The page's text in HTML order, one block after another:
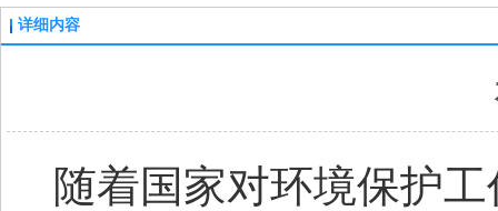
详细内容
随着国家对环境保护